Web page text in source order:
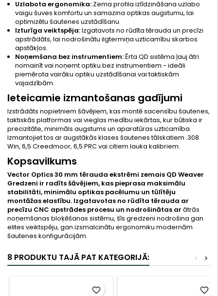
Uzlabota ergonomika: Zema profila izlīdzināšana uzlabo
vaigu šuves komfortu un samazina optikas augstumu, lai
optimizētu šautenes uzstādīšanu.
Izturīga veiktspēja:Izgatavots no rūdīta tērauda un precīzi
apstrādāts, lai nodrošinātu ilgtermiņa uzticamību skarbos
apstākļos.
Noņemšana bez instrumentiem: Ērta QD sistēma ļauj ātri
nomainīt vai noņemt optiku bez instrumentiem - ideāli
piemērota vairāku optiku uzstādīšanai vai taktiskām
vajadzībām.
Ieteicamie izmantošanas gadījumi
Izstrādāts nopietniem šāvējiem, kas montē sacensību šautenes,
taktiskās platformas vai vieglas medību iekārtas, kur būtiska ir
precizitāte, minimāls augstums un aparatūras uzticamība.
Izmantojiet tos ar augstākās klases šautenes tālskatiem .308
Win, 6,5 Creedmoor, 6,5 PRC vai citiem lauka kalibriem.
Kopsavilkums
Vector Optics 30 mm tērauda ekstrēmi zemais QD Weaver
Gredzeni ir radīts šāvējiem, kas pieprasa maksimālu
stabilitāti, minimālu optikas pacēlumu un tūlītēju
montāžas elastību. Izgatavotas no rūdīta tērauda ar
precīzu CNC apstrādes procesu un nodrošinātas ar ātrās
noņemšanas bloķēšanas sistēmu, šīs gredzeni nodrošina gan
elites veiktspēju, gan izsmalcinātu ergonomiku modernām
šautenes konfigurācijām.
8 PRODUKTU TAJĀ PAT KATEGORIJĀ: >
<
favorite_border favorite_border